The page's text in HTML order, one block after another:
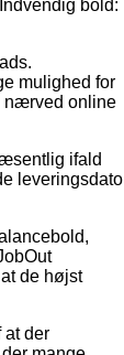
bold:
mulighed for
nærved online
ifald
leveringsdato
de højst
at der